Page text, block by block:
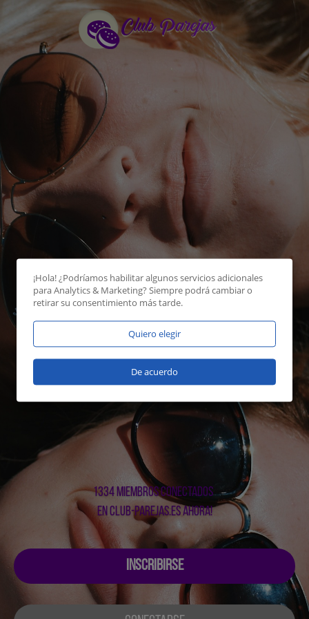
1334 miembros conectados
en club-parejas.es ahora!
INSCRIBIRSE
¡Hola! ¿Podríamos habilitar algunos servicios adicionales
paraAnalytics & Marketing? Siempre podrá cambiar o
retirar su consentimiento más tarde.
Quiero elegir
De acuerdo